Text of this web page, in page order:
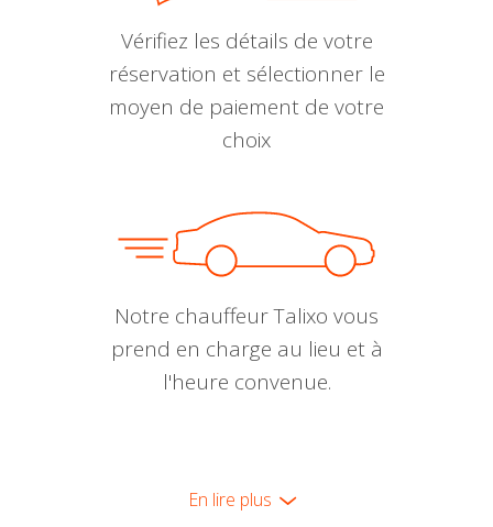
Vérifiez les détails de votre
réservation et sélectionner le
moyen de paiement de votre
choix
Notre chauffeur Talixo vous
prend en charge au lieu et à
l'heure convenue.
En lire plus